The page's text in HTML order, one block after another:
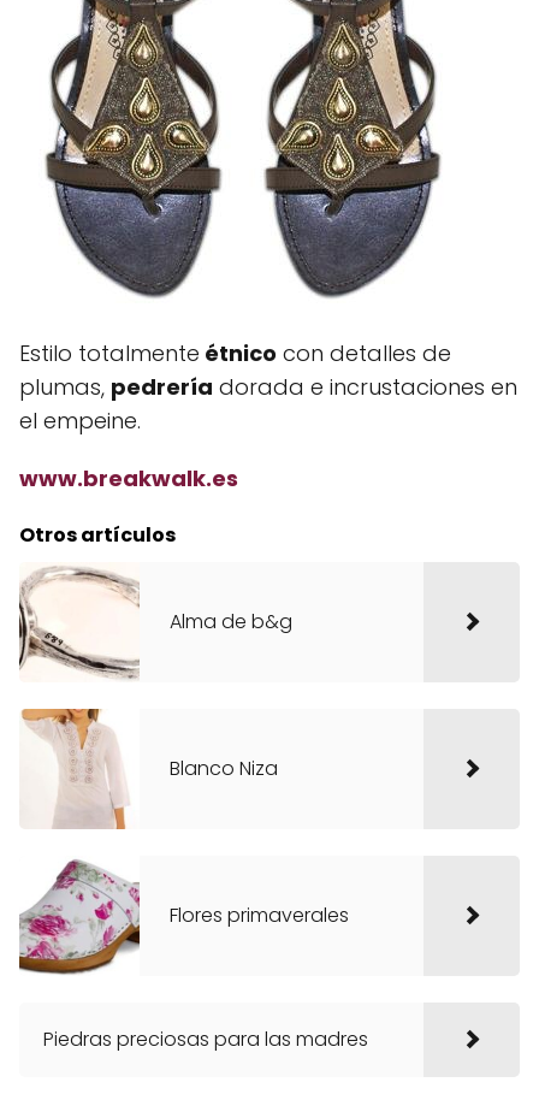
Estilo totalmente étnico con detalles de
plumas, pedrería dorada e incrustaciones en
el empeine.
www.breakwalk.es
Otros artículos
Alma de b&g
Blanco Niza
Flores primaverales
Piedras preciosas para las madres